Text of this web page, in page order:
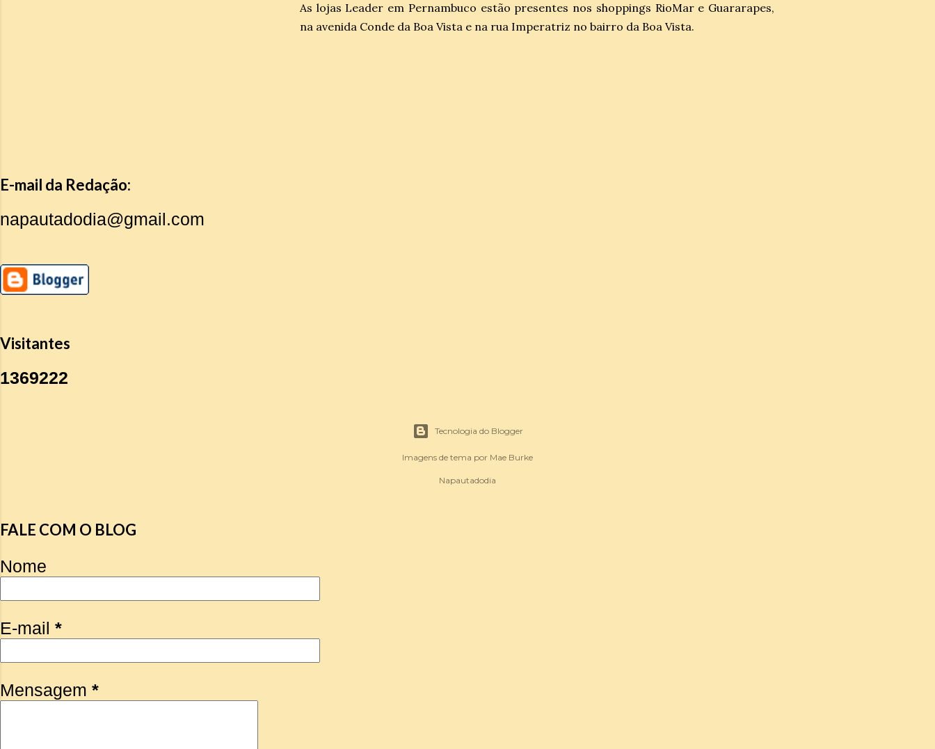
As lojas Leader em Pernambuco estão presentes nos shoppings RioMar e Guararapes,
na avenida Conde da Boa Vista e na rua Imperatriz no bairro da Boa Vista.
E-mail da Redação:
napautadodia@gmail.com
Visitantes
1369222
Tecnologia do Blogger
Imagens de tema por Mae Burke
Napautadodia
FALE COM O BLOG
Nome
E-mail *
Mensagem *